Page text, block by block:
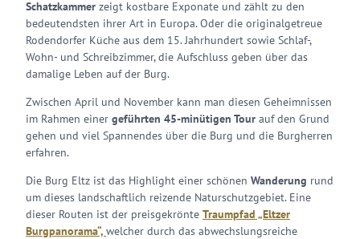
Schatzkammer zeigt kostbare Exponate und zählt zu den
bedeutendsten ihrer Art in Europa. Oder die originalgetreue
Rodendorfer Küche aus dem 15. Jahrhundert sowie Schlaf-,
Wohn- und Schreibzimmer, die Aufschluss geben über das
damalige Leben auf der Burg.
Zwischen April und November kann man diesen Geheimnissen
im Rahmen einer geführten 45-minütigen Tour auf den Grund
gehen und viel Spannendes über die Burg und die Burgherren
erfahren.
Die Burg Eltz ist das Highlight einer schönen Wanderung rund
um dieses landschaftlich reizende Naturschutzgebiet. Eine
dieser Routen ist der preisgekrönte Traumpfad „Eltzer
Burgpanorama“, welcher durch das abwechslungsreiche